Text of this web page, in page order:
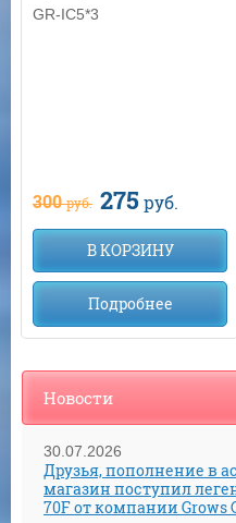
GR-IC5*3
300руб. 275руб.
В КОРЗИНУ
Подробнее
Новости
30.07.2026
Друзья, пополнение в
магазин поступил
70F от компании Grows